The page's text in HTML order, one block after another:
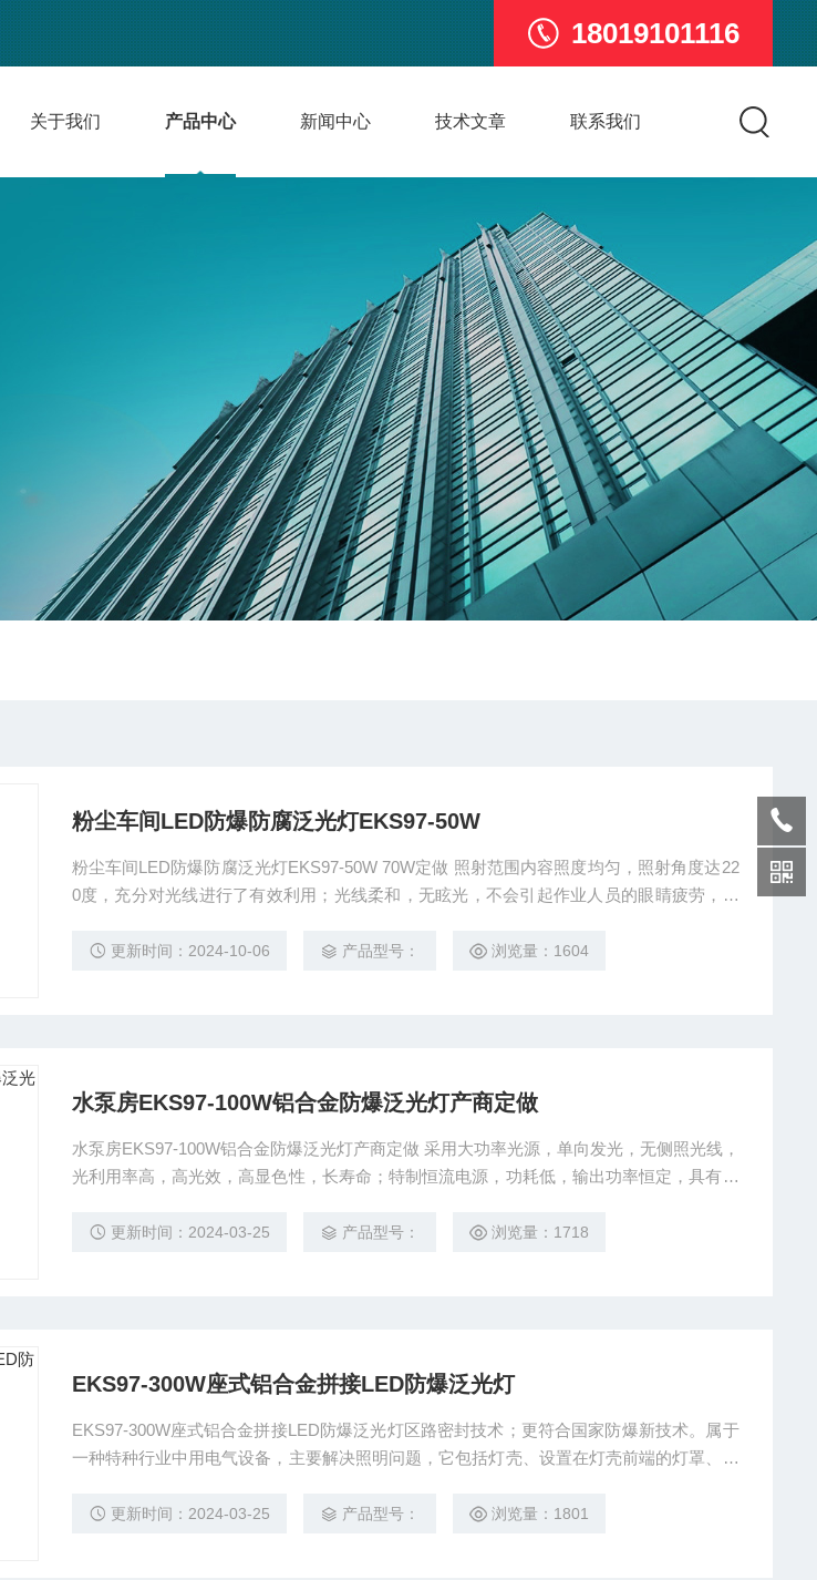
18019101116
关于我们 产品中心 新闻中心 技术文章 联系我们
粉尘车间LED防爆防腐泛光灯EKS97-50W
粉尘车间LED防爆防腐泛光灯EKS97-50W 70W定做 照射范围内容照度均匀，照射角度达22
0度，充分对光线进行了有效利用；光线柔和，无眩光，不会引起作业人员的眼睛疲劳，提
更新时间：2024-10-06 产品型号： 浏览量：1604
水泵房EKS97-100W铝合金防爆泛光灯产商定做
水泵房EKS97-100W铝合金防爆泛光灯产商定做 采用大功率光源，单向发光，无侧照光线，
光利用率高，高光效，高显色性，长寿命；特制恒流电源，功耗低，输出功率恒定，具有开
更新时间：2024-03-25 产品型号： 浏览量：1718
EKS97-300W座式铝合金拼接LED防爆泛光灯
EKS97-300W座式铝合金拼接LED防爆泛光灯区路密封技术；更符合国家防爆新技术。属于
一种特种行业中用电气设备，主要解决照明问题，它包括灯壳、设置在灯壳前端的灯罩、设
更新时间：2024-03-25 产品型号： 浏览量：1801